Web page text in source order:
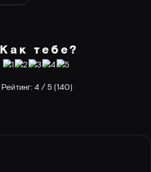
Как тебе?
Рейтинг: 4 / 5 (140)